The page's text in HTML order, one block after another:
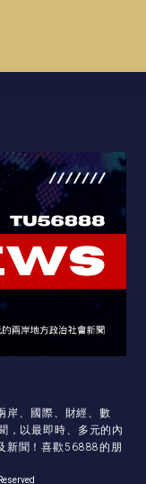
岸、國際、財經、數
，以最即時、多元的內
新聞！喜歡56888的朋